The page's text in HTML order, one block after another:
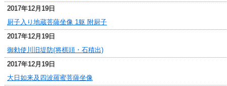
2017年12月19日
厨子入り地蔵菩薩坐像 1躯 附厨子
2017年12月19日
御勅使川旧堤防(将棋頭・石積出)
2017年12月19日
大日如来及四波羅蜜菩薩坐像